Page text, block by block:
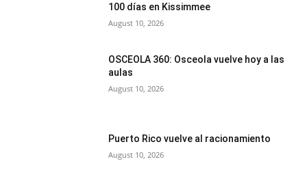
100 días en Kissimmee
August 10, 2026
OSCEOLA 360: Osceola vuelve hoy a las
aulas
August 10, 2026
Puerto Rico vuelve al racionamiento
August 10, 2026